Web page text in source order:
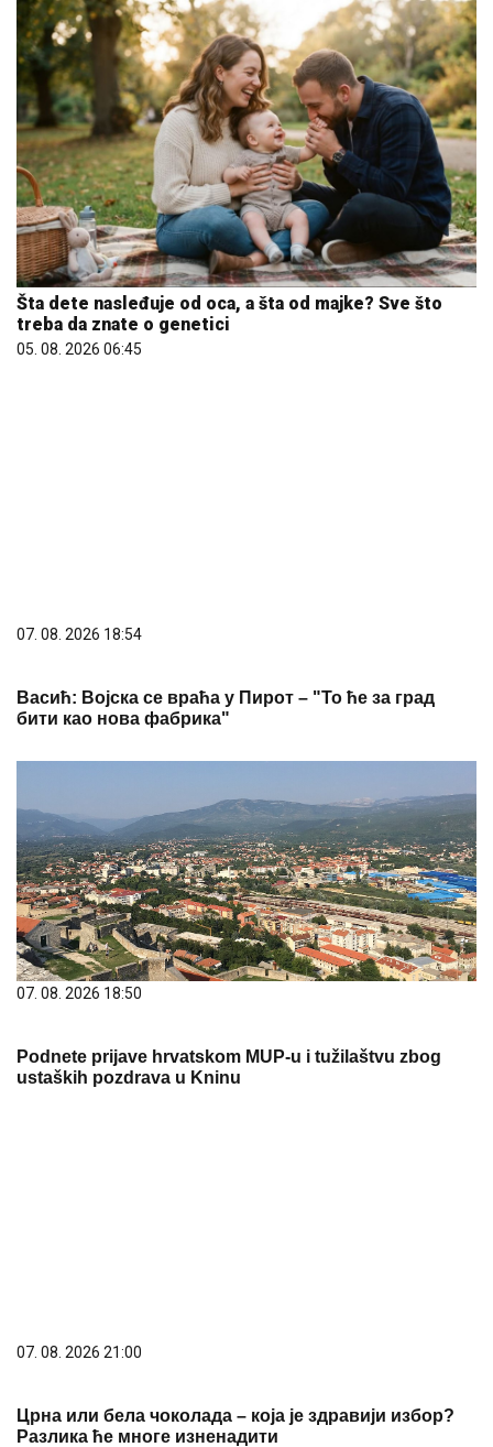
Šta dete nasleđuje od oca, a šta od majke? Sve što
treba da znate o genetici
05. 08. 2026 06:45
07. 08. 2026 18:54
Васић: Војска се враћа у Пирот – "То ће за град
бити као нова фабрика"
07. 08. 2026 18:50
Podnete prijave hrvatskom MUP-u i tužilaštvu zbog
ustaških pozdrava u Kninu
07. 08. 2026 21:00
Црна или бела чоколада – која је здравији избор?
Разлика ће многе изненадити